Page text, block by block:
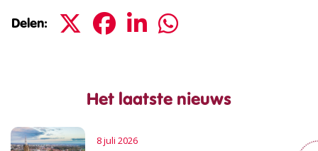
Delen:
Het laatste nieuws
8 juli 2026